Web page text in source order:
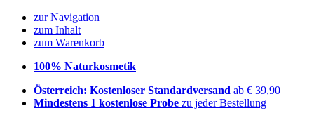
zur Navigation
zum Inhalt
zum Warenkorb
100% Naturkosmetik
Österreich: Kostenloser Standardversand ab € 39,90
Mindestens 1 kostenlose Probe zu jeder Bestellung